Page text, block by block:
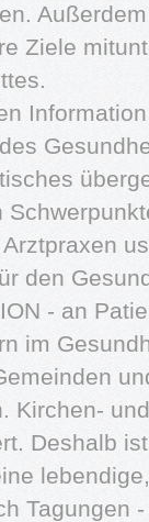
Ziele
den
- an
im
Kirchen-
Deshalb
Tagungen